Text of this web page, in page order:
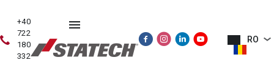
+40
722
180
332
RO